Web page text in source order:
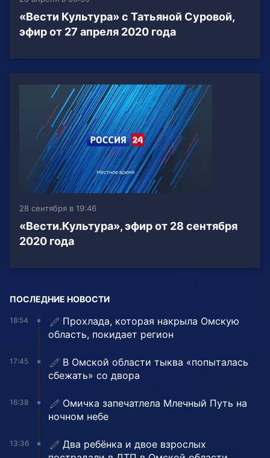
«Вести Культура» с Татьяной Суровой,
эфир от 27 апреля 2020 года
28 сентября в 19:46
«Вести.Культура», эфир от 28 сентября
2020 года
ПОСЛЕДНИЕ НОВОСТИ
18:54
Прохлада, которая накрыла Омскую
область, покидает регион
17:45
В Омской области тыква «попыталась
сбежать» со двора
16:38
Омичка запечатлела Млечный Путь на
ночном небе
13:36
Два ребёнка и двое взрослых